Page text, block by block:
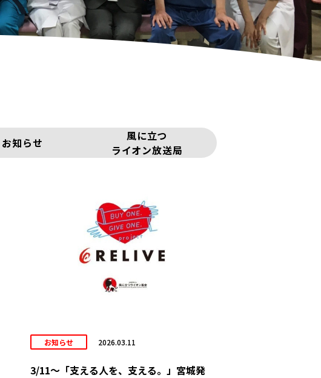
お知らせ
風に立つ
ライオン放送局
お知らせ 2026.03.11
3/11～「支える人を、支える。」宮城発